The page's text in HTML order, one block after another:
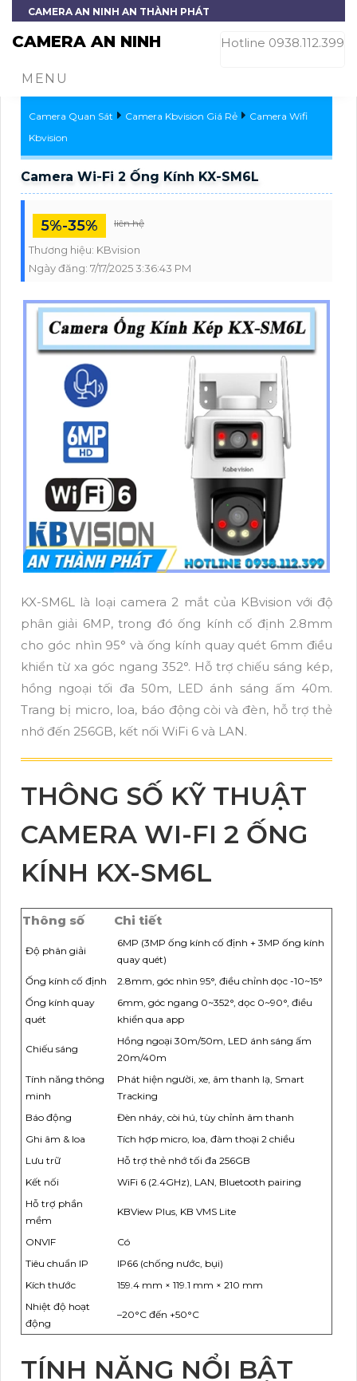
CAMERA AN NINH AN THÀNH PHÁT
CAMERA AN NINH Hotline 0938.112.399
MENU
Camera Quan Sát Camera Kbvision Giá Rẻ
Camera Wifi
Kbvision
Camera Wi-Fi 2 Ống Kính KX-SM6L
5%-35% liên hệ
Thương hiệu: KBvision
Ngày đăng: 7/17/2025 3:36:43 PM
KX-SM6L là loại camera 2 mắt của KBvision với độ
phân giải 6MP, trong đó ống kính cố định 2.8mm
cho góc nhìn 95° và ống kính quay quét 6mm điều
khiển từ xa góc ngang 352°. Hỗ trợ chiếu sáng kép,
hồng ngoại tối đa 50m, LED ánh sáng ấm 40m.
Trang bị micro, loa, báo động còi và đèn, hỗ trợ thẻ
nhớ đến 256GB, kết nối WiFi 6 và LAN.
THÔNG SỐ KỸ THUẬT
CAMERA WI-FI 2 ỐNG
KÍNH KX-SM6L
Thông số Chi tiết
Độ phân giải
6MP (3MP ống kính cố định + 3MP ống kính
quay quét)
Ống kính cố định
2.8mm, góc nhìn 95°, điều chỉnh dọc -10~15°
Ống kính quay
quét
6mm, góc ngang 0~352°, dọc 0~90°, điều
khiển qua app
Chiếu sáng
Hồng ngoại 30m/50m, LED ánh sáng ấm
20m/40m
Tính năng thông
minh
Phát hiện người, xe, âm thanh lạ, Smart
Tracking
Báo động
Đèn nháy, còi hú, tùy chỉnh âm thanh
Ghi âm & loa
Tích hợp micro, loa, đàm thoại 2 chiều
Lưu trữ
Hỗ trợ thẻ nhớ tối đa 256GB
Kết nối
WiFi 6 (2.4GHz), LAN, Bluetooth pairing
Hỗ trợ phần
mềm
KBView Plus, KB VMS Lite
ONVIF
Có
Tiêu chuẩn IP
IP66 (chống nước, bụi)
Kích thước
159.4 mm × 119.1 mm × 210 mm
Nhiệt độ hoạt
động
–20°C đến +50°C
TÍNH NĂNG NỔI BẬT